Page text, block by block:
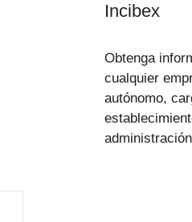
Incibex
Obtenga
cualquier
autónomo,